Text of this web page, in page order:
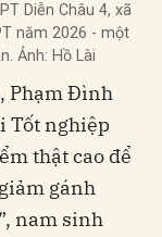
Diễn Châu 4, xã
năm 2026 - một
Ảnh: Hồ Lài
Phạm Đình
Tốt nghiệp
thật cao để
gánh
nam sinh